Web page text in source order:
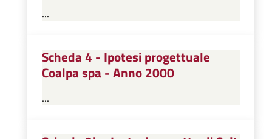
...
Scheda 4 - Ipotesi progettuale
Coalpa spa - Anno 2000
...